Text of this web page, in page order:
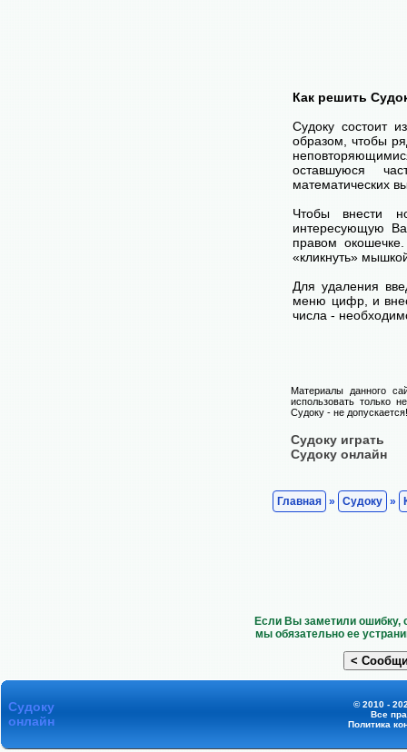
Как решить
Судоку состоит
образом, чтобы
оставшуюся
математических
Чтобы внести
интересующую
правом
«кликнуть»
Для удаления
меню цифр, и
числа -
Материалы данного
использовать только
Судоку - не допускается!
Судоку играть
Судоку онлайн
Главная » Судоку »
Если Вы заметили ошибку,
мы обязательно ее
Судоку
онлайн
© 2010 -
Все
Политика